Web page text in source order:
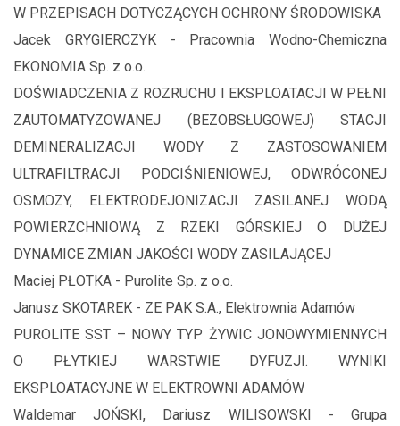
W PRZEPISACH DOTYCZĄCYCH OCHRONY ŚRODOWISKA
Jacek GRYGIERCZYK - Pracownia Wodno-Chemiczna
EKONOMIA Sp. z o.o.
DOŚWIADCZENIA Z ROZRUCHU I EKSPLOATACJI W PEŁNI
ZAUTOMATYZOWANEJ (BEZOBSŁUGOWEJ) STACJI
DEMINERALIZACJI WODY Z ZASTOSOWANIEM
ULTRAFILTRACJI PODCIŚNIENIOWEJ, ODWRÓCONEJ
OSMOZY, ELEKTRODEJONIZACJI ZASILANEJ WODĄ
POWIERZCHNIOWĄ Z RZEKI GÓRSKIEJ O DUŻEJ
DYNAMICE ZMIAN JAKOŚCI WODY ZASILAJĄCEJ
Maciej PŁOTKA - Purolite Sp. z o.o.
Janusz SKOTAREK - ZE PAK S.A., Elektrownia Adamów
PUROLITE SST – NOWY TYP ŻYWIC JONOWYMIENNYCH
O PŁYTKIEJ WARSTWIE DYFUZJI. WYNIKI
EKSPLOATACYJNE W ELEKTROWNI ADAMÓW
Waldemar JOŃSKI, Dariusz WILISOWSKI - Grupa